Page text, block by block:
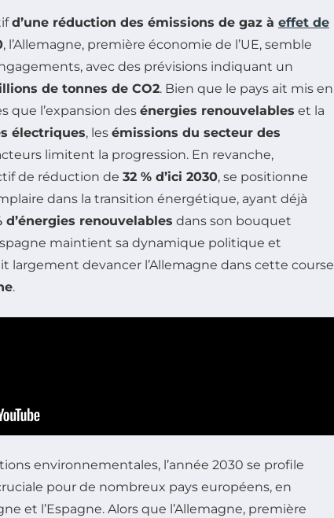
d’une réduction des émissions de gaz à effet de
, l’Allemagne, première économie de l’UE, semble
avec des prévisions indiquant un
de tonnes de CO2. Bien que le pays ait mis en
que l’expansion des énergies renouvelables et la
électriques, les émissions du secteur des
limitent la progression. En revanche,
de réduction de 32 % d’ici 2030, se positionne
dans la transition énergétique, ayant déjà
d’énergies renouvelables dans son bouquet
maintient sa dynamique politique et
largement devancer l’Allemagne dans cette course
.
environnementales, l’année 2030 se profile
pour de nombreux pays européens, en
et l’Espagne. Alors que l’Allemagne, première